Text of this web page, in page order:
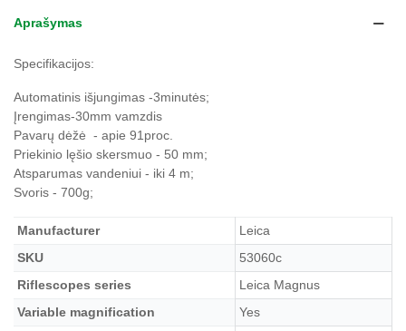
Aprašymas
Specifikacijos:
Automatinis išjungimas -3minutės;
Įrengimas-30mm vamzdis
Pavarų dėžė - apie 91proc.
Priekinio lęšio skersmuo - 50 mm;
Atsparumas vandeniui - iki 4 m;
Svoris - 700g;
Manufacturer
Leica
SKU
53060c
Riflescopes series
Leica Magnus
Variable magnification
Yes